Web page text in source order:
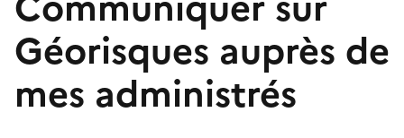
Géorisques auprès de
mes administrés